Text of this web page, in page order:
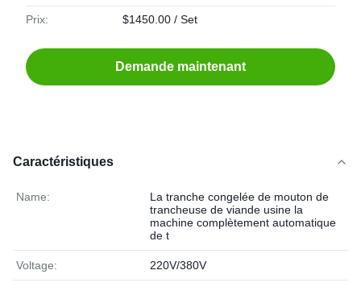
Prix: $1450.00 / Set
Demande maintenant
Caractéristiques
Name:
La tranche congelée de mouton de
trancheuse de viande usine la
machine complètement automatique
de t
Voltage: 220V/380V